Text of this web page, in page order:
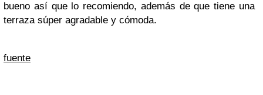
bueno así que lo recomiendo, además de que tiene una
terraza súper agradable y cómoda.
fuente